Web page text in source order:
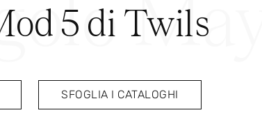
5 di Twils
SFOGLIA I CATALOGHI